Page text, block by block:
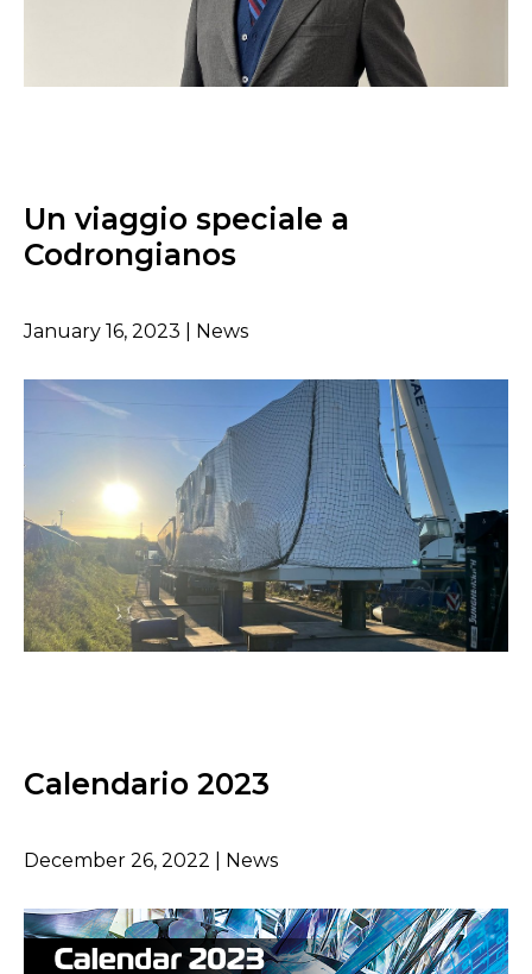
Un viaggio speciale a
Codrongianos
January 16, 2023 | News
Calendario 2023
December 26, 2022 | News